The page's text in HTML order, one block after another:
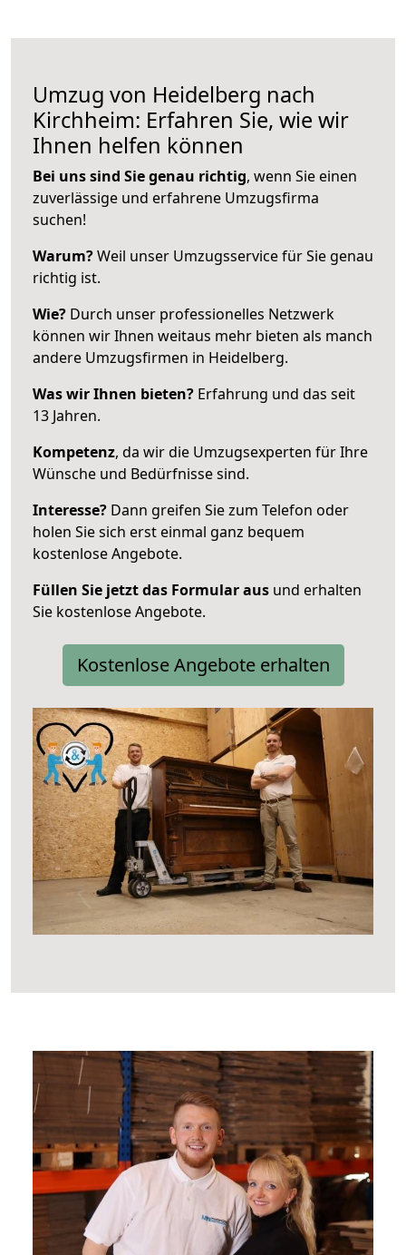
Umzug von Heidelberg nach
Kirchheim: Erfahren Sie, wie wir
Ihnen helfen können
Bei uns sind Sie genau richtig, wenn Sie einen
zuverlässige und erfahrene Umzugsfirma
suchen!
Warum?Weil unser Umzugsservice für Sie genau
richtig ist.
Wie? Durch unser professionelles Netzwerk
können wir Ihnen weitaus mehr bieten als manch
andere Umzugsfirmen in Heidelberg.
Was wir Ihnen bieten? Erfahrung und das seit
13 Jahren.
Kompetenz, da wir die Umzugsexperten für Ihre
Wünsche und Bedürfnisse sind.
Interesse? Dann greifen Sie zum Telefon oder
holen Sie sich erst einmal ganz bequem
kostenlose Angebote.
Füllen Sie jetzt das Formular aus und erhalten
Sie kostenlose Angebote.
Kostenlose Angebote erhalten